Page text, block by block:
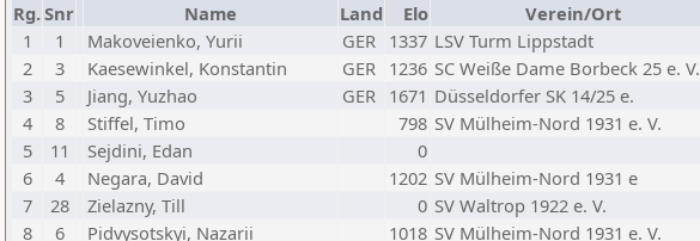
Rg.Snr Name Land Elo Verein/Ort
1
1 Makoveienko, Yurii GER 1337 LSV Turm Lippstadt
2
3 Kaesewinkel, Konstantin GER 1236 SC Weiße Dame Borbeck 25 e. V.
3
5 Jiang, Yuzhao GER 1671 Düsseldorfer SK 14/25 e.
4
8 Stiffel, Timo 798 SV Mülheim-Nord 1931 e. V.
5
11 Sejdini, Edan 0
6
4 Negara, David 1202 SV Mülheim-Nord 1931 e
7
28 Zielazny, Till 0 SV Waltrop 1922 e. V.
8
6 Pidvysotskyi, Nazarii 1018 SV Mülheim-Nord 1931 e. V.